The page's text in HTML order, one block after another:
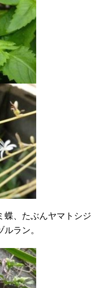
蝶、たぶんヤマトシジ
ラン。